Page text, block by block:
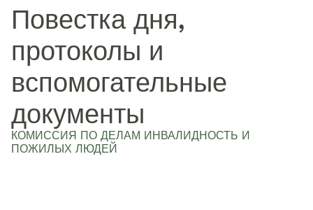
Повестка дня,
протоколы и
вспомогательные
документы
КОМИССИЯ ПО ДЕЛАМ ИНВАЛИДНОСТЬ И
ПОЖИЛЫХ ЛЮДЕЙ